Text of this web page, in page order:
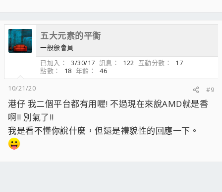
五大元素的平衡
一般般會員
已加入
3/30/17 訊息 122 互動分數
17
點數
18 年齡
46
10/21/20
#9
港仔 我二個平台都有用喔! 不過現在來說AMD就是香
啊!! 別氣了!!
我是看不懂你說什麼，但還是禮貌性的回應一下。